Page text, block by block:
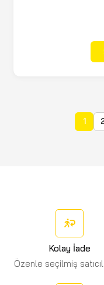
1
Kolay İade
Özenle seçilmiş